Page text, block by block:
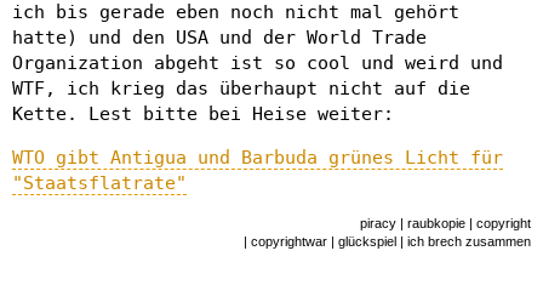
ich bis gerade eben noch nicht mal gehört
hatte) und den USA und der World Trade
Organization abgeht ist so cool und weird und
WTF, ich krieg das überhaupt nicht auf die
Kette. Lest bitte bei Heise weiter:
WTO gibt Antigua und Barbuda grünes Licht für
"Staatsflatrate"
piracy | raubkopie | copyright
| copyrightwar | glückspiel | ich brech zusammen